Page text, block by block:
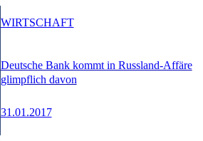
Deutsche Bank kommt in Russland-Affäre
glimpflich davon
31.01.2017
WIRTSCHAFT